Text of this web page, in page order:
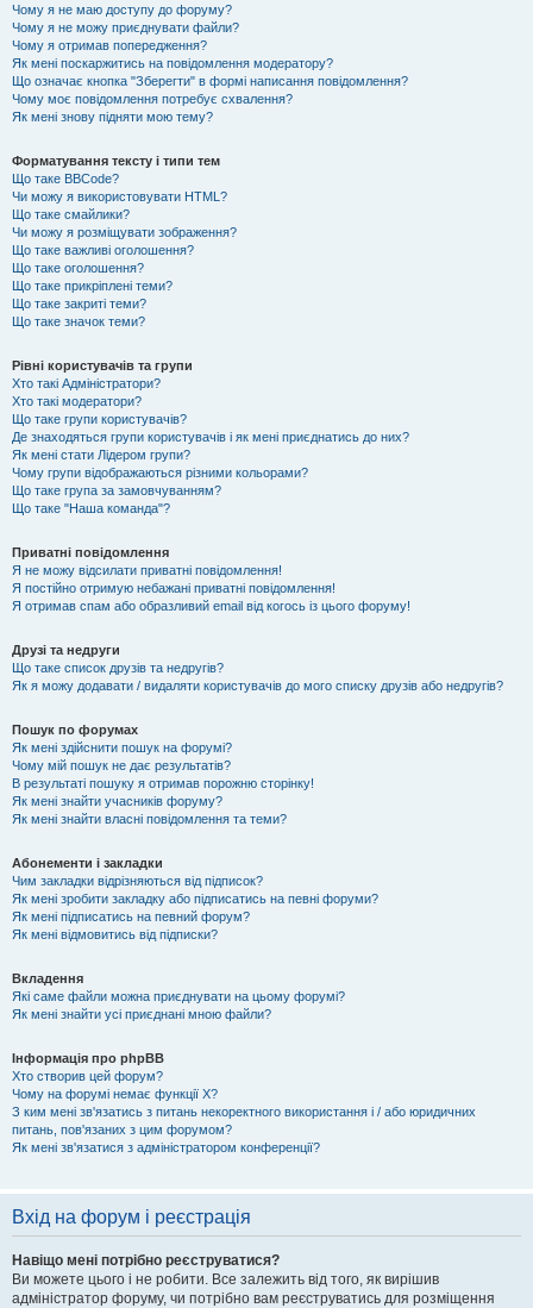
Чому я не маю доступу до форуму?
Чому я не можу приєднувати файли?
Чому я отримав попередження?
Як мені поскаржитись на повідомлення модератору?
Що означає кнопка "Зберегти" в формі написання повідомлення?
Чому моє повідомлення потребує схвалення?
Як мені знову підняти мою тему?
Форматування тексту і типи тем
Що таке BBCode?
Чи можу я використовувати HTML?
Що таке смайлики?
Чи можу я розміщувати зображення?
Що таке важливі оголошення?
Що таке оголошення?
Що таке прикріплені теми?
Що таке закриті теми?
Що таке значок теми?
Рівні користувачів та групи
Хто такі Адміністратори?
Хто такі модератори?
Що таке групи користувачів?
Де знаходяться групи користувачів і як мені приєднатись до них?
Як мені стати Лідером групи?
Чому групи відображаються різними кольорами?
Що таке група за замовчуванням?
Що таке "Наша команда"?
Приватні повідомлення
Я не можу відсилати приватні повідомлення!
Я постійно отримую небажані приватні повідомлення!
Я отримав спам або образливий email від когось із цього форуму!
Друзі та недруги
Що таке список друзів та недругів?
Як я можу додавати / видаляти користувачів до мого списку друзів або недругів?
Пошук по форумах
Як мені здійснити пошук на форумі?
Чому мій пошук не дає результатів?
В результаті пошуку я отримав порожню сторінку!
Як мені знайти учасників форуму?
Як мені знайти власні повідомлення та теми?
Абонементи і закладки
Чим закладки відрізняються від підписок?
Як мені зробити закладку або підписатись на певні форуми?
Як мені підписатись на певний форум?
Як мені відмовитись від підписки?
Вкладення
Які саме файли можна приєднувати на цьому форумі?
Як мені знайти усі приєднані мною файли?
Інформація про phpBB
Хто створив цей форум?
Чому на форумі немає функції X?
З ким мені зв'язатись з питань некоректного використання і / або юридичних
питань, пов'язаних з цим форумом?
Як мені зв'язатися з адміністратором конференції?
Вхід на форум і реєстрація
Навіщо мені потрібно реєструватися?
Ви можете цього і не робити. Все залежить від того, як вирішив
адміністратор форуму, чи потрібно вам реєструватись для розміщення